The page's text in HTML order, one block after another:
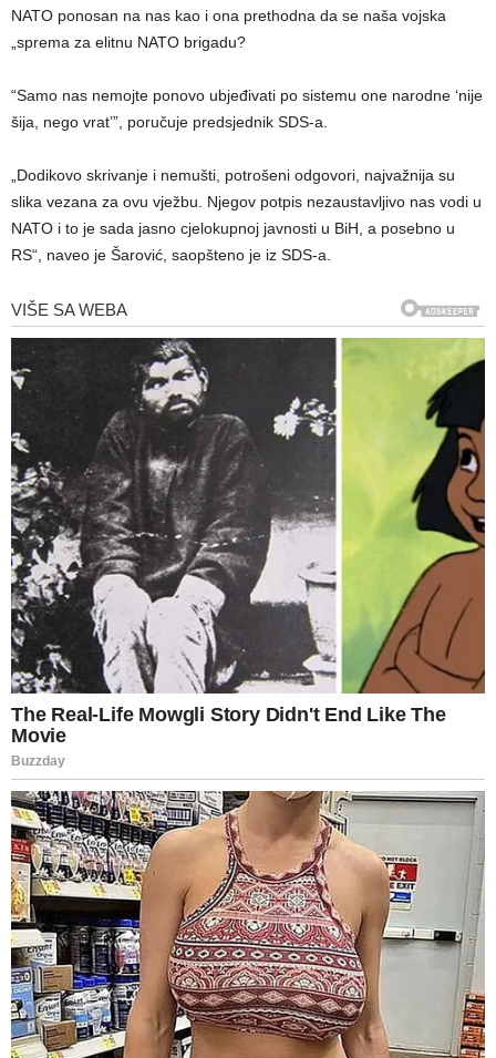
NATO ponosan na nas kao i ona prethodna da se naša vojska
„sprema za elitnu NATO brigadu?
“Samo nas nemojte ponovo ubjeđivati po sistemu one narodne ‘nije
šija, nego vrat’”, poručuje predsjednik SDS-a.
„Dodikovo skrivanje i nemušti, potrošeni odgovori, najvažnija su
slika vezana za ovu vježbu. Njegov potpis nezaustavljivo nas vodi u
NATO i to je sada jasno cjelokupnoj javnosti u BiH, a posebno u
RS“, naveo je Šarović, saopšteno je iz SDS-a.